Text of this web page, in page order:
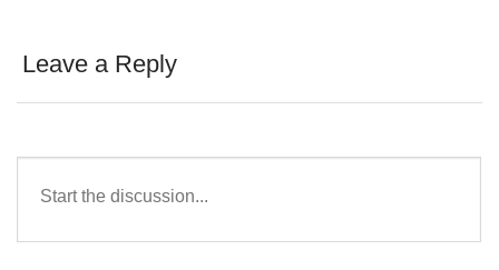
Leave a Reply